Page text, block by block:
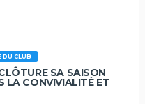
DU CLUB
SA SAISON
LA CONVIVIALITÉ ET